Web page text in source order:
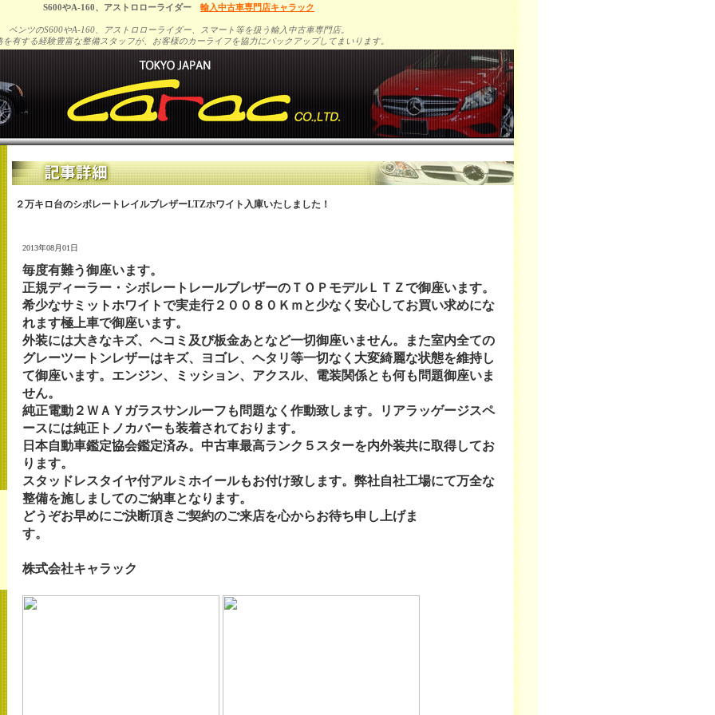
S600やA-160、アストロローライダー 輸入中古車専門店キャラック
ベンツのS600やA-160、アストロローライダー、スマート等を扱う輸入中古車専門店。
を有する経験豊富な整備スタッフが、お客様のカーライフを協力にバックアップしてまいります。
２万キロ台のシボレートレイルブレザーLTZホワイト入庫いたしました！
2013年08月01日
毎度有難う御座います。
正規ディーラー・シボレートレールブレザーのＴＯＰモデルＬＴＺで御座います。
希少なサミットホワイトで実走行２００８０Ｋｍと少なく安心してお買い求めにな
れます極上車で御座います。
外装には大きなキズ、ヘコミ及び板金あとなど一切御座いません。また室内全ての
グレーツートンレザーはキズ、ヨゴレ、ヘタリ等一切なく大変綺麗な状態を維持し
て御座います。エンジン、ミッション、アクスル、電装関係とも何も問題御座いま
せん。
純正電動２ＷＡＹガラスサンルーフも問題なく作動致します。リアラッゲージスペ
ースには純正トノカバーも装着されております。
日本自動車鑑定協会鑑定済み。中古車最高ランク５スターを内外装共に取得してお
ります。
スタッドレスタイヤ付アルミホイールもお付け致します。弊社自社工場にて万全な
整備を施しましてのご納車となります。
どうぞお早めにご決断頂きご契約のご来店を心からお待ち申し上げま
す。
株式会社キャラック